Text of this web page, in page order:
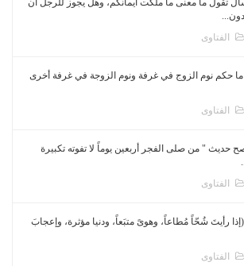
الفتاوى
ما حكم نوم الزوج في غرفة ونوم الزوجة في غرفة أخرى
الفتاوى
حديث " من صلى الفجر أربعين يوماً لا تفوته تكبيرة
الفتاوى
رأيتَ شُحّاً مُطاعاً، وهوىً متبَعاً، ودنيا مؤثرة، وإعجابَ
الفتاوى